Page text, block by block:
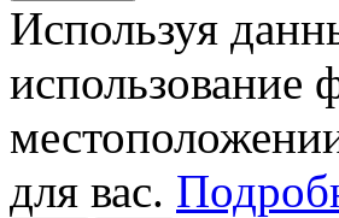
Используя
использование
для вас.